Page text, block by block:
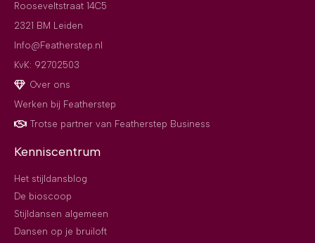
Rooseveltstraat 14C5
2321 BM Leiden
Info@Featherstep.nl
KvK: 92702503
Over ons
Werken bij Featherstep
Trotse partner van Featherstep Business
Kenniscentrum
Het stijldansblog
De bioscoop
Stijldansen algemeen
Dansen op je bruiloft